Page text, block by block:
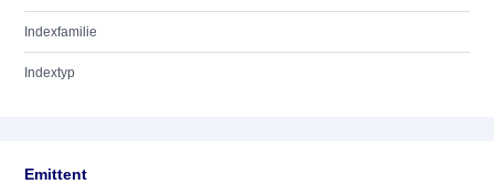
Indexfamilie
Indextyp
Emittent